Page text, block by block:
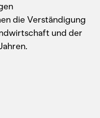
die Verständigung
und der